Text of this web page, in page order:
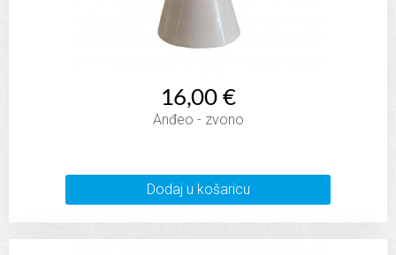
16,00 €
Anđeo - zvono
Dodaj u košaricu